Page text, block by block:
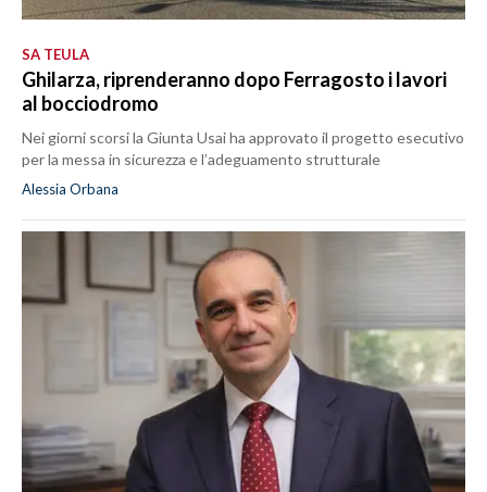
SA TEULA
Ghilarza, riprenderanno dopo Ferragosto i lavori
al bocciodromo
Nei giorni scorsi la Giunta Usai ha approvato il progetto esecutivo
per la messa in sicurezza e l’adeguamento strutturale
Alessia Orbana